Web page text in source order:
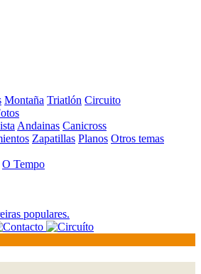
Montaña Triatlón Circuito
Andainas Canicross
Zapatillas Planos Otros temas
O Tempo